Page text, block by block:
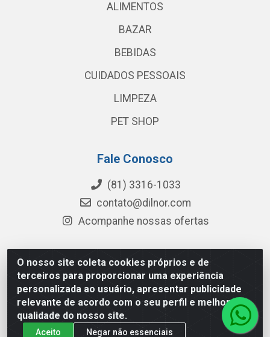
O nosso site coleta cookies próprios e de
terceiros para proporcionar uma experiência
personalizada ao usuário, apresentar publicidade
relevante de acordo com o seu perfil e melhorar a
qualidade do nosso site.
Aceito Negar não essenciais
ALIMENTOS
BAZAR
BEBIDAS
CUIDADOS PESSOAIS
LIMPEZA
PET SHOP
Fale Conosco
(81) 3316-1033
contato@dilnor.com
Acompanhe nossas ofertas
Dilnor Distribuidora - Rua Professor Joaquim Cavalcanti,
975 - Iputinga - Recife/PE - CEP 50800-010 - CNPJ
04.054.534/0001-51